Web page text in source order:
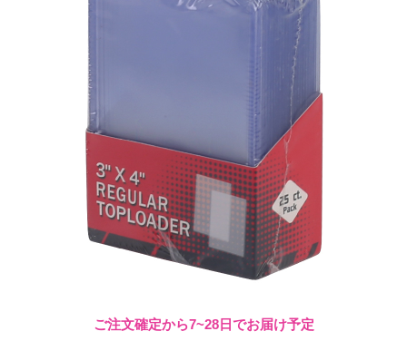
ご注文確定から7~28日でお届け予定